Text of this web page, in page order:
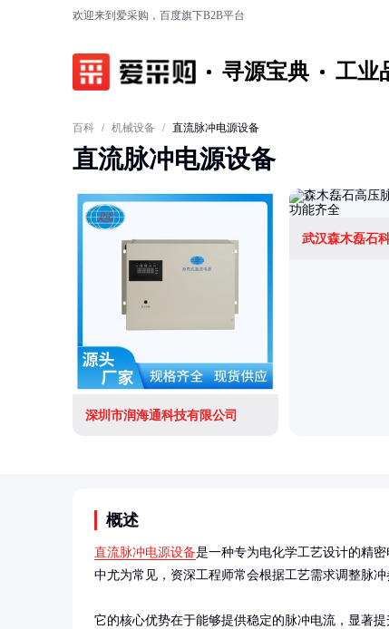
欢迎来到爱采购，百度旗下B2B平台
寻源宝典 工业
百科 / 机械设备 / 直流脉冲电源设备
直流脉冲电源设备
深圳市润海通科技有限公司
武汉森木磊石
概述
直流脉冲电源设备是一种专为电化学工艺设计的精
中尤为常见，资深工程师常会根据工艺需求调整脉冲
它的核心优势在于能够提供稳定的脉冲电流，显著